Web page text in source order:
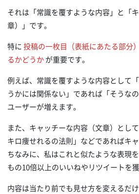
それは「常識を覆すような内容」と「
章）」です。
特に投稿の一枚目（表紙にあたる部分
るかどうかが重要です。
例えば、常識を覆すような内容として
うかには関係ない」であれば「そうな
ユーザーが増えます。
また、キャッチーな内容（文章）とし
キロ痩せれるの法則」などであればキ
ちなみに、私はこれと似たような表現
もの10倍以上のいいねやリツイートを
内容は当たり前でも見せ方を変えるだ